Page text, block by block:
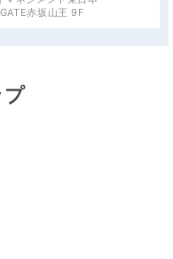
赤坂山王 9F
プ